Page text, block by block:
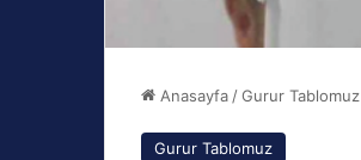
Anasayfa/Gurur Tablomuz
Gurur Tablomuz